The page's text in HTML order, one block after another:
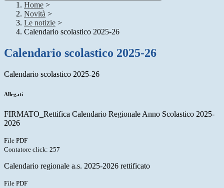
Home >
Novità >
Le notizie >
Calendario scolastico 2025-26
Calendario scolastico 2025-26
Calendario scolastico 2025-26
Allegati
FIRMATO_Rettifica Calendario Regionale Anno Scolastico 2025-
2026
File PDF
Contatore click: 257
Calendario regionale a.s. 2025-2026 rettificato
File PDF